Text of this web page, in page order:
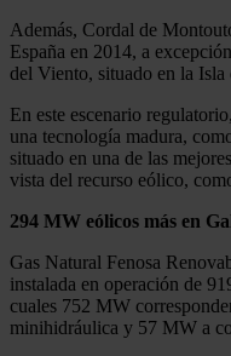
Además, Cordal de
España en 2014, a
del Viento, situado en la
En este escenario
una tecnología madura,
situado en una de las
vista del recurso eólico,
294 MW eólicos más en
Gas Natural Fenosa
instalada en operación de
cuales 752 MW
minihidráulica y 57 MW a